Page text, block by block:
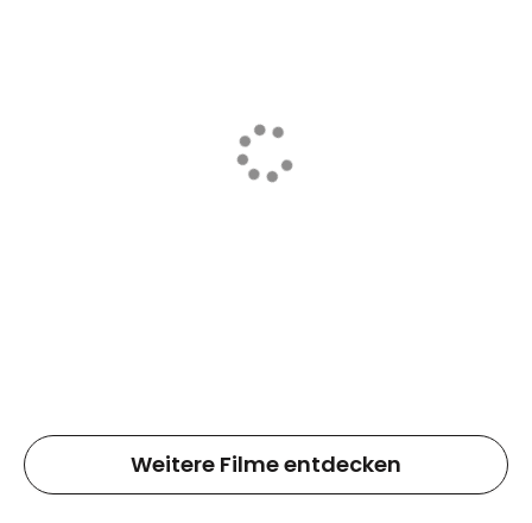
Weitere Filme entdecken